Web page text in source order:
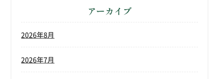
アーカイブ
2026年8月
2026年7月